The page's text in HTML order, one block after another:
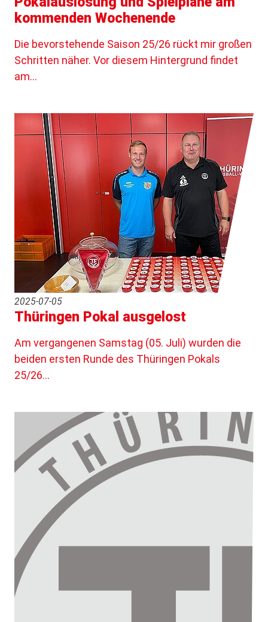
kommenden Wochenende
Die bevorstehende Saison 25/26 rückt mir großen
Schritten näher. Vor diesem Hintergrund findet
am…
2025-07-05
Thüringen Pokal ausgelost
Am vergangenen Samstag (05. Juli) wurden die
beiden ersten Runde des Thüringen Pokals
25/26…